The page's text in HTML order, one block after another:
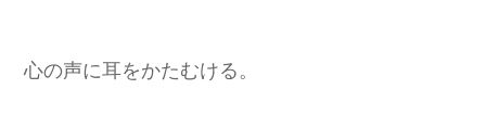
心の声に耳をかたむける。